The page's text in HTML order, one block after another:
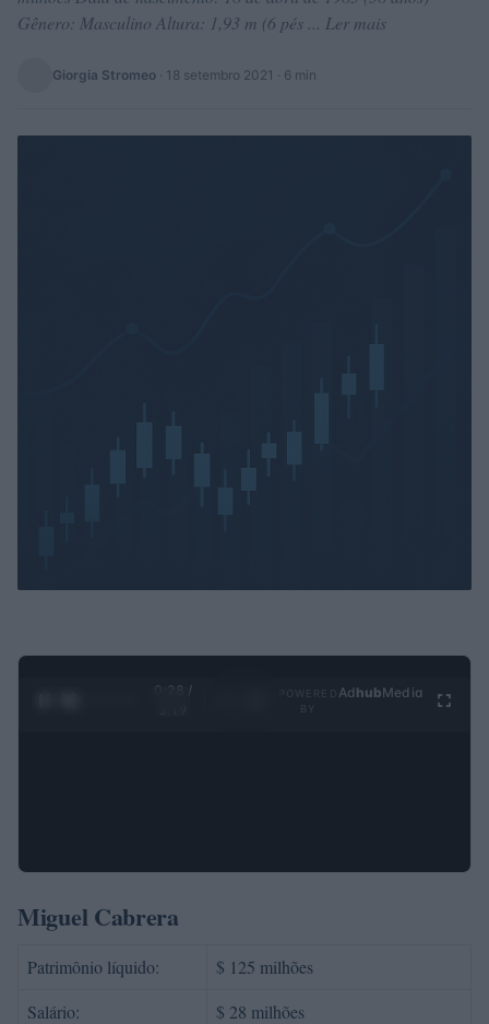
Gênero: Masculino Altura: 1,93 m (6 pés ... Ler mais
Giorgia Stromeo · 18 setembro 2021 · 6 min
0:29 /
Ad hubMedia
Miguel Cabrera
Patrimônio líquido:
$ 125 milhões
Salário:
$ 28 milhões